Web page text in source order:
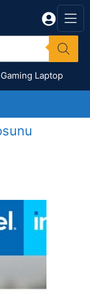
Gaming Laptop